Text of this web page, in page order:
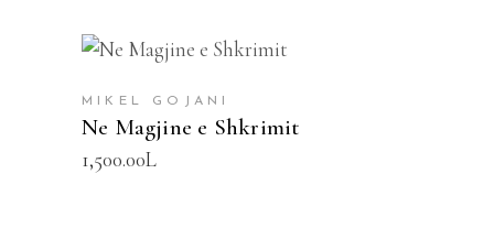
SHTOJE NË SHPORTË
MIKEL GOJANI
Ne Magjine e Shkrimit
1,500.00L